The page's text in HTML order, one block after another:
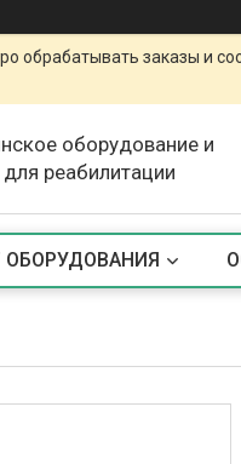
обрабатывать заказы и
оборудование и
реабилитации
ОБОРУДОВАНИЯ